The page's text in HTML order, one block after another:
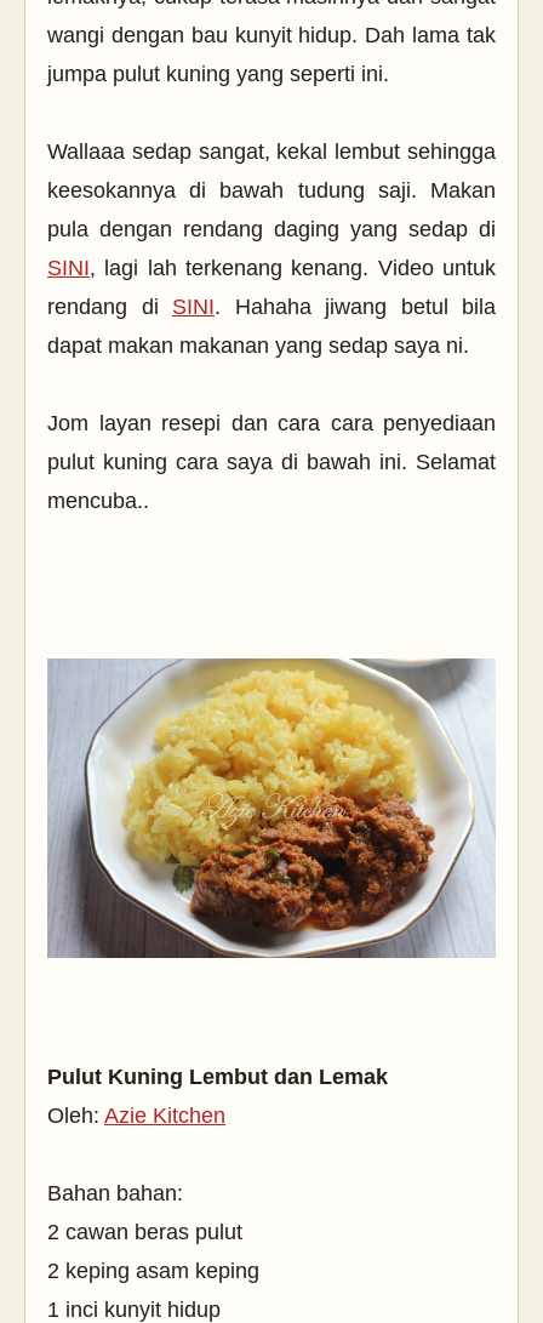
wangi dengan bau kunyit hidup. Dah lama tak
jumpa pulut kuning yang seperti ini.
Wallaaa sedap sangat, kekal lembut sehingga
keesokannya di bawah tudung saji. Makan
pula dengan rendang daging yang sedap di
SINI, lagi lah terkenang kenang. Video untuk
rendang di SINI. Hahaha jiwang betul bila
dapat makan makanan yang sedap saya ni.
Jom layan resepi dan cara cara penyediaan
pulut kuning cara saya di bawah ini. Selamat
mencuba..
Pulut Kuning Lembut dan Lemak
Oleh: Azie Kitchen
Bahan bahan:
2 cawan beras pulut
2 keping asam keping
1 inci kunyit hidup